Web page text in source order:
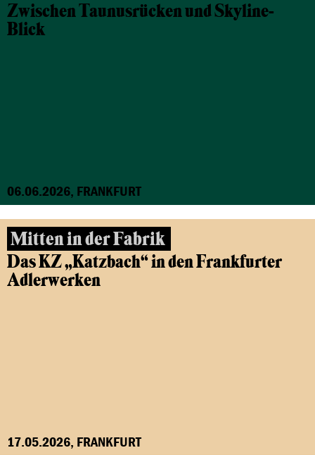
Zwischen Taunusrücken und Skyline-
Blick
06.06.2026, FRANKFURT
Mitten in der Fabrik
Das KZ „Katzbach“ in den Frankfurter
Adlerwerken
17.05.2026, FRANKFURT